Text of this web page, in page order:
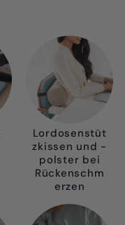
Lordosenstüt
zkissen und -
polster bei
Rückenschm
erzen